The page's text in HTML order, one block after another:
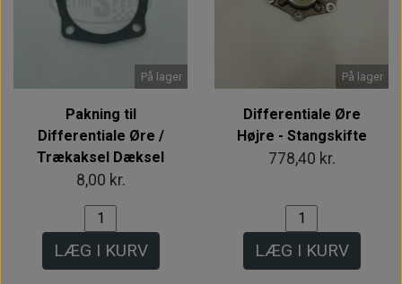
På lager
Pakning til
Differentiale Øre /
Trækaksel Dæksel
8,00 kr.
LÆG I KURV
På lager
Differentiale Øre
Højre - Stangskifte
778,40 kr.
LÆG I KURV